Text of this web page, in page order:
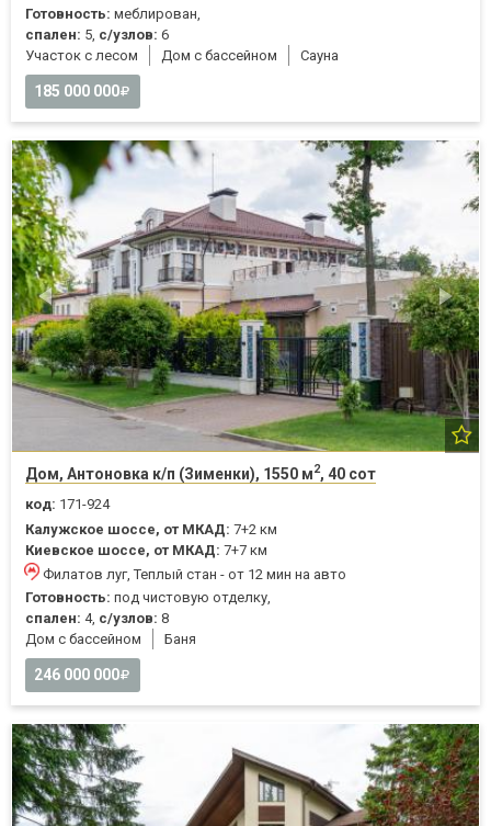
Готовность: меблирован,
спален: 5, с/узлов: 6
Участок с лесом
Дом с бассейном Cауна
185 000 000
Дом, Антоновка к/п (Зименки), 1550 м2, 40 сот
код: 171-924
Калужское шоссе, от МКАД: 7+2 км
Киевское шоссе, от МКАД: 7+7 км
Филатов луг, Теплый стан - от 12 мин на авто
Готовность: под чистовую отделку,
спален: 4, с/узлов: 8
Дом с бассейном
Баня
246 000 000